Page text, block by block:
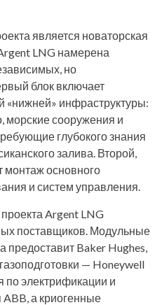
является новаторская
LNG намерена
но
блок включает
«нижней» инфраструктуры:
морские сооружения и
глубокого знания
залива. Второй,
монтаж основного
и систем управления.
Argent LNG
поставщиков. Модульные
предоставит Baker Hughes,
— Honeywell
по электрификации и
а криогенные